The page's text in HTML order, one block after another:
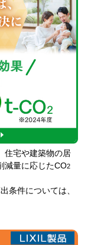
住宅や建築物の居
減量に応じたCO2
条件については、